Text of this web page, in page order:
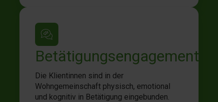
Betätigungsengagement
Die Klientinnen sind in der
Wohngemeinschaft physisch, emotional
und kognitiv in Betätigung eingebunden.